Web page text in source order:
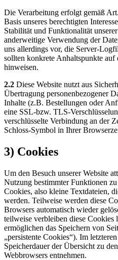
Die Verarbeitung erfolgt gemäß
Basis unseres berechtigten
Stabilität und Funktionalität
anderweitige Verwendung der
uns allerdings vor, die Server-
sollten konkrete Anhaltspunkte
hinweisen.
2.2 Diese Website nutzt aus
Übertragung personenbezogener
Inhalte (z.B. Bestellungen oder
eine SSL-bzw. TLS-
verschlüsselte Verbindung an der
Schloss-Symbol in Ihrer
3) Cookies
Um den Besuch unserer Website
Nutzung bestimmter Funktionen
Cookies, also kleine Textdateien,
werden. Teilweise werden diese
Browsers automatisch wieder
teilweise verbleiben diese Cookies
ermöglichen das Speichern von
„persistente Cookies“). Im
Speicherdauer der Übersicht zu
Webbrowsers entnehmen.